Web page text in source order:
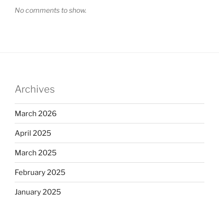
No comments to show.
Archives
March 2026
April 2025
March 2025
February 2025
January 2025